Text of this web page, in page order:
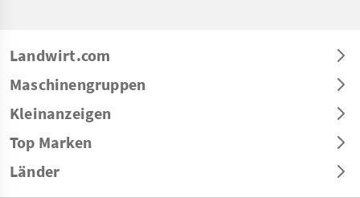
Landwirt.com
Maschinengruppen
Kleinanzeigen
Top Marken
Länder